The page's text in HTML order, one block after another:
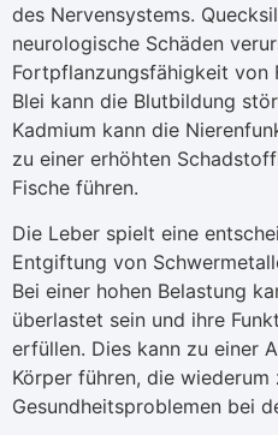
des Nervensystems.
neurologische Schäden
Fortpflanzungsfähigkeit von
Blei kann die Blutbildung
Kadmium kann die
zu einer erhöhten
Fische führen.
Die Leber spielt eine
Entgiftung von
Bei einer hohen Belastung
überlastet sein und ihre
erfüllen. Dies kann zu einer
Körper führen, die
Gesundheitsproblemen bei